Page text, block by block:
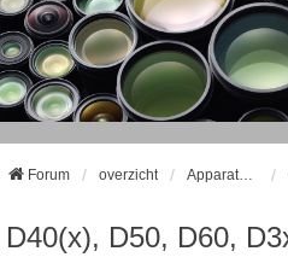
Forum overzicht
D40(x), D50, D60,